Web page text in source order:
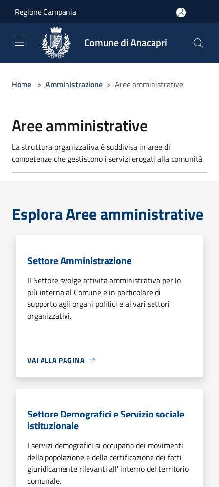
Regione Campania
Comune di Anacapri
Home > Amministrazione > Aree amministrative
Aree amministrative
La struttura organizzativa è suddivisa in aree di
competenze che gestiscono i servizi erogati alla comunità.
Esplora Aree amministrative
Settore Amministrazione
Il Settore svolge attività amministrativa per lo
più interna al Comune e in particolare di
supporto agli organi politici e ai vari settori
organizzativi.
VAI ALLA PAGINA
Settore Demografici e Servizio sociale
istituzionale
I servizi demografici si occupano dei movimenti
della popolazione e della certificazione dei fatti
giuridicamente rilevanti all' interno del territorio
comunale.